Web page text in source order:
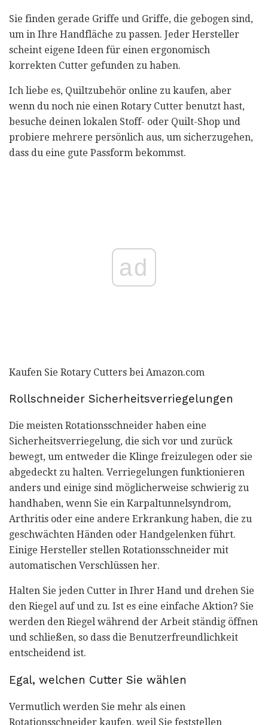
Sie finden gerade Griffe und Griffe, die gebogen sind,
um in Ihre Handfläche zu passen. Jeder Hersteller
scheint eigene Ideen für einen ergonomisch
korrekten Cutter gefunden zu haben.
Ich liebe es, Quiltzubehör online zu kaufen, aber
wenn du noch nie einen Rotary Cutter benutzt hast,
besuche deinen lokalen Stoff- oder Quilt-Shop und
probiere mehrere persönlich aus, um sicherzugehen,
dass du eine gute Passform bekommst.
ad
Kaufen Sie Rotary Cutters bei Amazon.com
Rollschneider Sicherheitsverriegelungen
Die meisten Rotationsschneider haben eine
Sicherheitsverriegelung, die sich vor und zurück
bewegt, um entweder die Klinge freizulegen oder sie
abgedeckt zu halten. Verriegelungen funktionieren
anders und einige sind möglicherweise schwierig zu
handhaben, wenn Sie ein Karpaltunnelsyndrom,
Arthritis oder eine andere Erkrankung haben, die zu
geschwächten Händen oder Handgelenken führt.
Einige Hersteller stellen Rotationsschneider mit
automatischen Verschlüssen her.
Halten Sie jeden Cutter in Ihrer Hand und drehen Sie
den Riegel auf und zu. Ist es eine einfache Aktion? Sie
werden den Riegel während der Arbeit ständig öffnen
und schließen, so dass die Benutzerfreundlichkeit
entscheidend ist.
Egal, welchen Cutter Sie wählen
Vermutlich werden Sie mehr als einen
Rotationsschneider kaufen, weil Sie feststellen